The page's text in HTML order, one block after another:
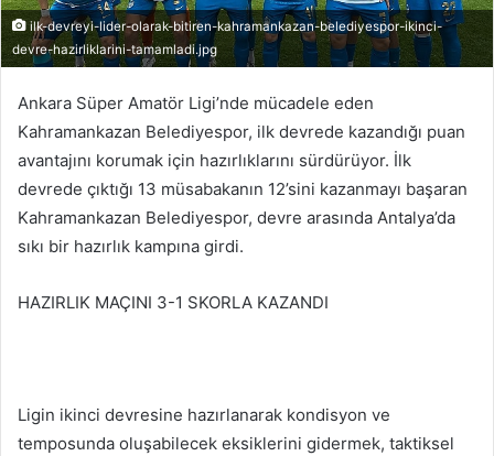
ilk-devreyi-lider-olarak-bitiren-kahramankazan-belediyespor-ikinci-
devre-hazirliklarini-tamamladi.jpg
Ankara Süper Amatör Ligi’nde mücadele eden
Kahramankazan Belediyespor, ilk devrede kazandığı puan
avantajını korumak için hazırlıklarını sürdürüyor. İlk
devrede çıktığı 13 müsabakanın 12’sini kazanmayı başaran
Kahramankazan Belediyespor, devre arasında Antalya’da
sıkı bir hazırlık kampına girdi.
HAZIRLIK MAÇINI 3-1 SKORLA KAZANDI
Ligin ikinci devresine hazırlanarak kondisyon ve
temposunda oluşabilecek eksiklerini gidermek, taktiksel